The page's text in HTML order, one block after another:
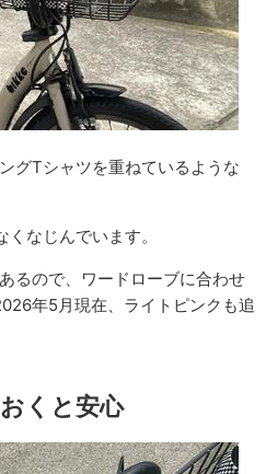
グTシャツを重ねているような
なじんでいます。
るので、ワードローブに合わせ
年5月現在、ライトピンクも追
くと安心